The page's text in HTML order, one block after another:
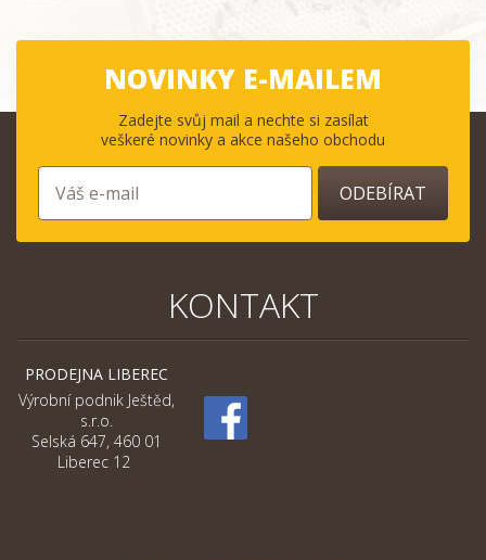
NOVINKY E-MAILEM
Zadejte svůj mail a nechte si zasílat
veškeré novinky a akce našeho obchodu
ODEBÍRAT
KONTAKT
PRODEJNA LIBEREC
Výrobní podnik Ještěd,
s.r.o.
Selská 647, 460 01
Liberec 12